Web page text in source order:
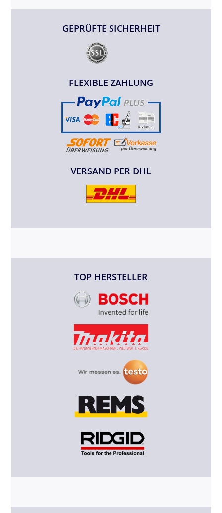
GEPRÜFTE SICHERHEIT
FLEXIBLE ZAHLUNG
VERSAND PER DHL
TOP HERSTELLER